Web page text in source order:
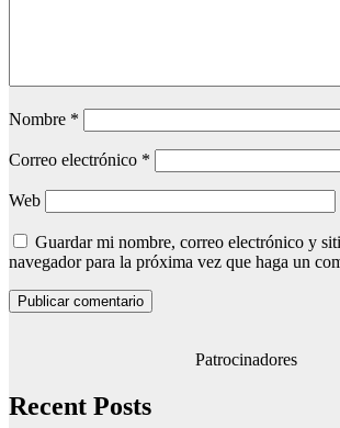
Nombre *
Correo electrónico *
Web
Guardar mi nombre, correo electrónico y
navegador para la próxima vez que haga un
Patrocinadores
Recent Posts